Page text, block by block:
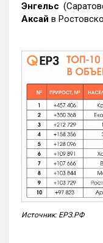
Энгельс
Аксай в
Источник: ЕРЗ.РФ